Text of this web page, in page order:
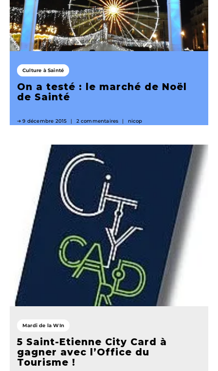
Culture à Sainté
On a testé : le marché de Noël
de Sainté
9 décembre 2015 2 commentaires nicop
Mardi de la WIn
5 Saint-Etienne City Card à
gagner avec l’Office du
Tourisme !